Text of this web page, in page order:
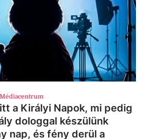
a Királyi Napok, mi pedig
dologgal készülünk
nap, és fény derül a